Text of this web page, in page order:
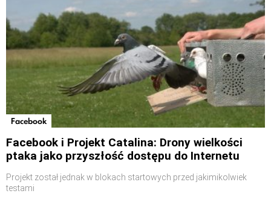
Facebook
Facebook i Projekt Catalina: Drony wielkości
ptaka jako przyszłość dostępu do Internetu
Projekt został jednak w blokach startowych przed jakimikolwiek
testami